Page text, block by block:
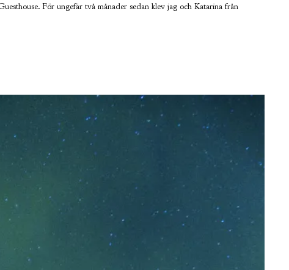
För ungefär två månader sedan klev jag och Katarina från